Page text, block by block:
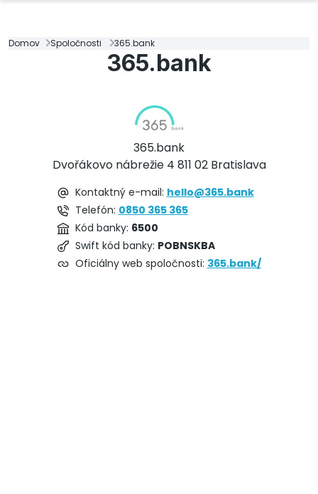
Domov Spoločnosti 365.bank
365.bank
365.bank
Dvořákovo nábrežie 4 811 02 Bratislava
Kontaktný e-mail: hello@365.bank
Telefón: 0850 365 365
Kód banky: 6500
Swift kód banky: POBNSKBA
Oficiálny web spoločnosti: 365.bank/